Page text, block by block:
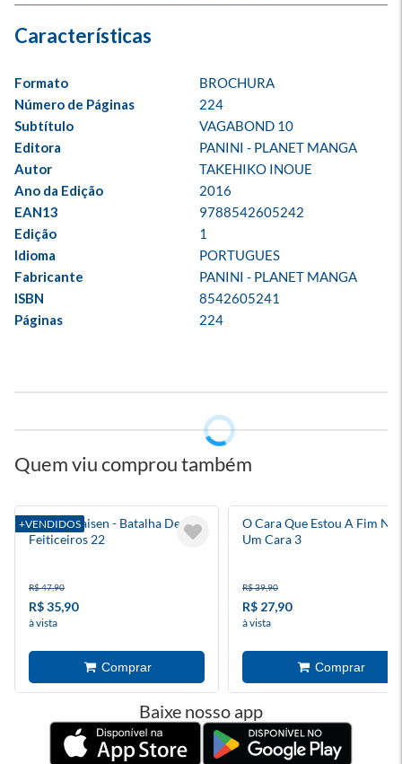
Formato
BROCHURA
Número de Páginas
224
Subtítulo
VAGABOND 10
Editora
PANINI - PLANET MANGA
Autor
TAKEHIKO INOUE
Ano da Edição
2016
EAN13
9788542605242
Edição
1
Idioma
PORTUGUES
Fabricante
PANINI - PLANET MANGA
ISBN
8542605241
Páginas
224
Quem viu comprou também
+VENDIDOS
Jujutsu Kaisen - Batalha De
Feiticeiros 22
R$ 47,90
R$ 35,90
à vista
O Cara Que Estou A Fim
Um Cara 3
R$ 39,90
R$ 27,90
à vista
Baixe nosso app